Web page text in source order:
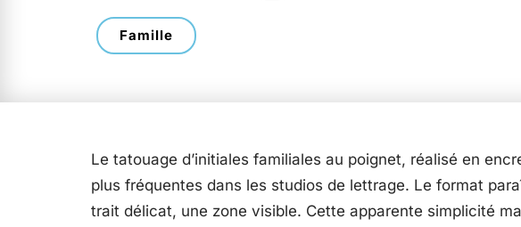
Famille
Le tatouage d’initiales familiales au poignet, réalisé en
plus fréquentes dans les studios de lettrage. Le format
trait délicat, une zone visible. Cette apparente simplicité